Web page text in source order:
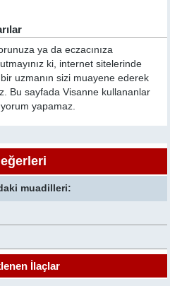
ya da eczacınıza
ki, internet sitelerinde
uzmanın sizi muayene ederek
Bu sayfada Visanne kullananlar
yapamaz.
muadilleri:
İlaçlar